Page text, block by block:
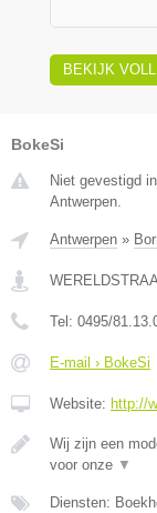
BEKIJK
BokeSi
Niet gevestigd
Antwerpen.
Antwerpen »
Tel: 0495/
E-mail › BokeSi
Website: http://
Wij zijn een
voor onze ▼
Diensten: